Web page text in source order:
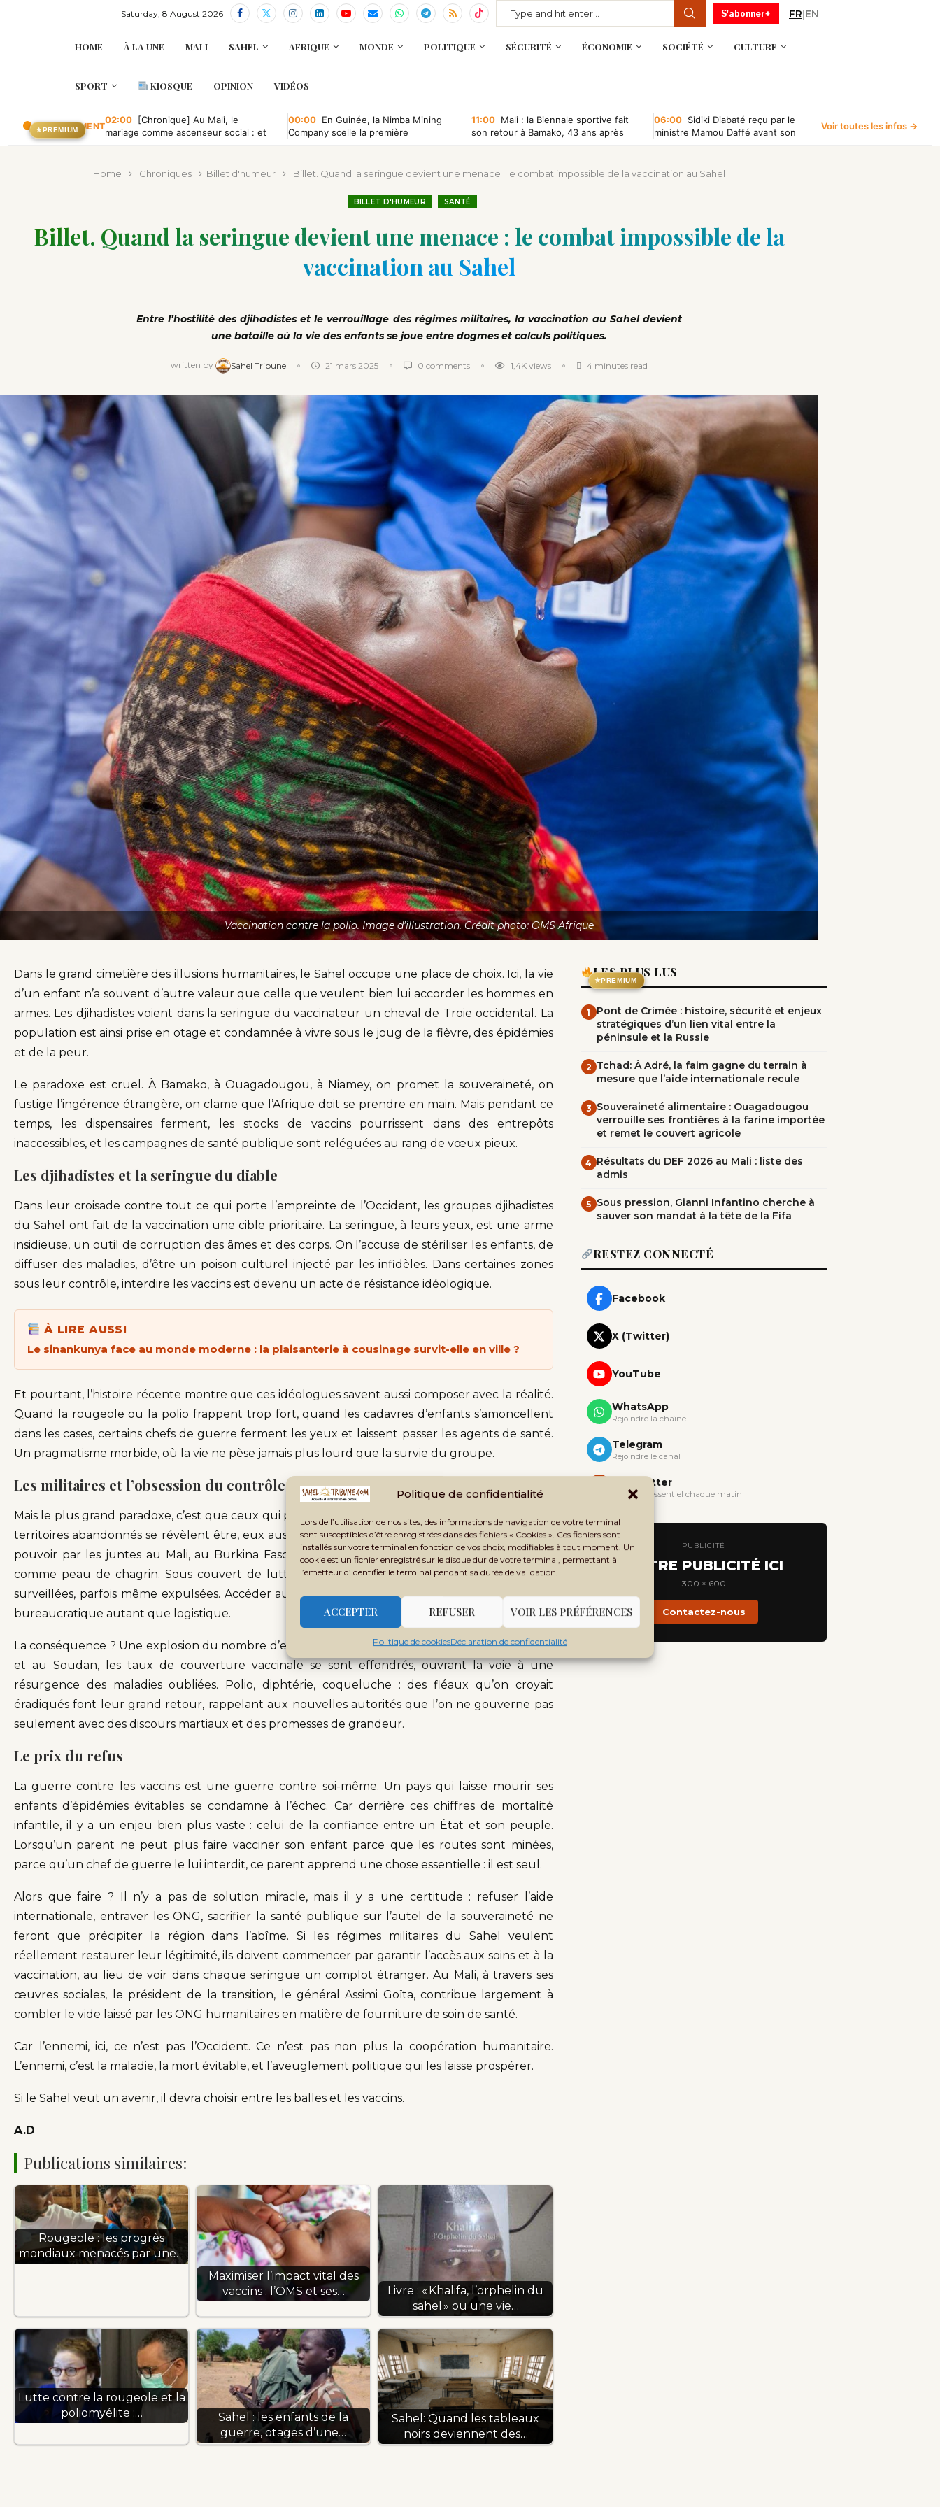
Politique de confidentialité
Lors de l’utilisation de nos sites, des informations de navigation de votre terminal
sont susceptibles d’être enregistrées dans des fichiers « Cookies ». Ces fichiers sont
installés sur votre terminal en fonction de vos choix, modifiables à tout moment. Un
cookie est un fichier enregistré sur le disque dur de votre terminal, permettant à
l’émetteur d’identifier le terminal pendant sa durée de validation.
ACCEPTER REFUSER VOIR LES PRÉFÉRENCES
Politique de cookiesDéclaration de confidentialité
Saturday, 8 August 2026 S'abonner+ FR|EN
HOME À LA UNE MALI SAHEL AFRIQUE MONDE POLITIQUE SÉCURITÉ ÉCONOMIE SOCIÉTÉ CULTURE
SPORT KIOSQUE OPINION VIDÉOS
EN CE MOMENT
★PREMIUM
02:00 [Chronique] Au Mali, le
mariage comme ascenseur social : et
00:00 En Guinée, la Nimba Mining
Company scelle la première
11:00 Mali : la Biennale sportive fait
son retour à Bamako, 43 ans après
06:00 Sidiki Diabaté reçu par le
ministre Mamou Daffé avant son
Voir toutes les infos →
Home Chroniques Billet d'humeur Billet. Quand la seringue devient une menace : le combat impossible de la vaccination au Sahel
BILLET D'HUMEUR SANTÉ
Billet. Quand la seringue devient une menace : le combat impossible de la
vaccination au Sahel
Entre l’hostilité des djihadistes et le verrouillage des régimes militaires, la vaccination au Sahel devient
une bataille où la vie des enfants se joue entre dogmes et calculs politiques.
written by Sahel Tribune 21 mars 2025 0 comments 1,4K views 4 minutes read
Vaccination contre la polio. Image d'illustration. Crédit photo: OMS Afrique
Dans le grand cimetière des illusions humanitaires, le Sahel occupe une place de choix. Ici, la vie
d’un enfant n’a souvent d’autre valeur que celle que veulent bien lui accorder les hommes en
armes. Les djihadistes voient dans la seringue du vaccinateur un cheval de Troie occidental. La
population est ainsi prise en otage et condamnée à vivre sous le joug de la fièvre, des épidémies
et de la peur.
Le paradoxe est cruel. À Bamako, à Ouagadougou, à Niamey, on promet la souveraineté, on
fustige l’ingérence étrangère, on clame que l’Afrique doit se prendre en main. Mais pendant ce
temps, les dispensaires ferment, les stocks de vaccins pourrissent dans des entrepôts
inaccessibles, et les campagnes de santé publique sont reléguées au rang de vœux pieux.
Les djihadistes et la seringue du diable
Dans leur croisade contre tout ce qui porte l’empreinte de l’Occident, les groupes djihadistes
du Sahel ont fait de la vaccination une cible prioritaire. La seringue, à leurs yeux, est une arme
insidieuse, un outil de corruption des âmes et des corps. On l’accuse de stériliser les enfants, de
diffuser des maladies, d’être un poison culturel injecté par les infidèles. Dans certaines zones
sous leur contrôle, interdire les vaccins est devenu un acte de résistance idéologique.
À LIRE AUSSI
Le sinankunya face au monde moderne : la plaisanterie à cousinage survit-elle en ville ?
Et pourtant, l’histoire récente montre que ces idéologues savent aussi composer avec la réalité.
Quand la rougeole ou la polio frappent trop fort, quand les cadavres d’enfants s’amoncellent
dans les cases, certains chefs de guerre ferment les yeux et laissent passer les agents de santé.
Un pragmatisme morbide, où la vie ne pèse jamais plus lourd que la survie du groupe.
Les militaires et l’obsession du contrôle
Mais le plus grand paradoxe, c’est que ceux qui prétendent restaurer l’autorité de l’État sur ces
territoires abandonnés se révèlent être, eux aussi, des freins à la vaccination. Depuis la prise du
pouvoir par les juntes au Mali, au Burkina Faso et au Niger, l’espace humanitaire s’est réduit
comme peau de chagrin. Sous couvert de lutte contre l’ingérence, les ONG sont entravées,
surveillées, parfois même expulsées. Accéder aux populations vulnérables est devenu un défi
bureaucratique autant que logistique.
La conséquence ? Une explosion du nombre d’enfants non vaccinés. En 2023, au Mali, au Tchad
et au Soudan, les taux de couverture vaccinale se sont effondrés, ouvrant la voie à une
résurgence des maladies oubliées. Polio, diphtérie, coqueluche : des fléaux qu’on croyait
éradiqués font leur grand retour, rappelant aux nouvelles autorités que l’on ne gouverne pas
seulement avec des discours martiaux et des promesses de grandeur.
Le prix du refus
La guerre contre les vaccins est une guerre contre soi-même. Un pays qui laisse mourir ses
enfants d’épidémies évitables se condamne à l’échec. Car derrière ces chiffres de mortalité
infantile, il y a un enjeu bien plus vaste : celui de la confiance entre un État et son peuple.
Lorsqu’un parent ne peut plus faire vacciner son enfant parce que les routes sont minées,
parce qu’un chef de guerre le lui interdit, ce parent apprend une chose essentielle : il est seul.
Alors que faire ? Il n’y a pas de solution miracle, mais il y a une certitude : refuser l’aide
internationale, entraver les ONG, sacrifier la santé publique sur l’autel de la souveraineté ne
feront que précipiter la région dans l’abîme. Si les régimes militaires du Sahel veulent
réellement restaurer leur légitimité, ils doivent commencer par garantir l’accès aux soins et à la
vaccination, au lieu de voir dans chaque seringue un complot étranger. Au Mali, à travers ses
œuvres sociales, le président de la transition, le général Assimi Goïta, contribue largement à
combler le vide laissé par les ONG humanitaires en matière de fourniture de soin de santé.
Car l’ennemi, ici, ce n’est pas l’Occident. Ce n’est pas non plus la coopération humanitaire.
L’ennemi, c’est la maladie, la mort évitable, et l’aveuglement politique qui les laisse prospérer.
Si le Sahel veut un avenir, il devra choisir entre les balles et les vaccins.
A.D
Publications similaires:
Rougeole : les progrès
mondiaux menacés par une…
Maximiser l’impact vital des
vaccins : l’OMS et ses…
Livre : « Khalifa, l’orphelin du
sahel » ou une vie…
Lutte contre la rougeole et la
poliomyélite :…
Sahel : les enfants de la
guerre, otages d’une…
Sahel: Quand les tableaux
noirs deviennent des…
★PREMIUM
LES PLUS LUS
1
Pont de Crimée : histoire, sécurité et enjeux
stratégiques d’un lien vital entre la
péninsule et la Russie
2 Tchad: À Adré, la faim gagne du terrain à
mesure que l’aide internationale recule
3 Souveraineté alimentaire : Ouagadougou
verrouille ses frontières à la farine importée
et remet le couvert agricole
4 Résultats du DEF 2026 au Mali : liste des
admis
5 Sous pression, Gianni Infantino cherche à
sauver son mandat à la tête de la Fifa
RESTEZ CONNECTÉ
Facebook
X (Twitter)
YouTube
WhatsApp
Rejoindre la chaîne
Telegram
Rejoindre le canal
Newsletter
Recevoir l'essentiel chaque matin
PUBLICITÉ
VOTRE PUBLICITÉ ICI
300 × 600
Contactez-nous